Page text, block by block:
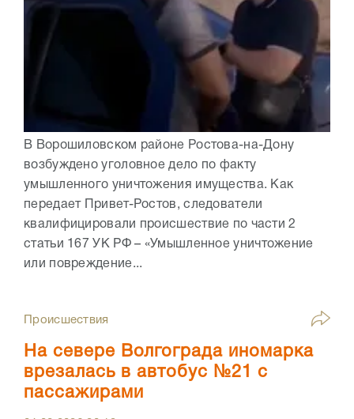
В Ворошиловском районе Ростова-на-Дону
возбуждено уголовное дело по факту
умышленного уничтожения имущества. Как
передает Привет-Ростов, следователи
квалифицировали происшествие по части 2
статьи 167 УК РФ – «Умышленное уничтожение
или повреждение...
Происшествия
На севере Волгограда иномарка
врезалась в автобус №21 с
пассажирами